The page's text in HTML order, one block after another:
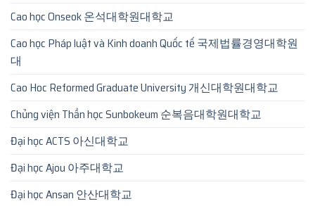
Cao học Onseok 온석대학원대학교
Cao học Pháp luật và Kinh doanh Quốc tế 국제법률경영대학원
대
Cao Hoc Reformed Graduate University 개신대학원대학교
Chủng viện Thần học Sunbokeum 순복음대학원대학교
Đại học ACTS 아신대학교
Đại học Ajou 아주대학교
Đại học Ansan 안산대학교